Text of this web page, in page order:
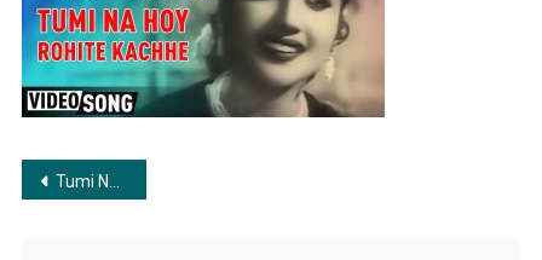
Kachhe-
Pothe-
Holo-
Post
Tumi Na Hoy Rohitey Kachhe | তুমি না হয় রহিতে কাছে